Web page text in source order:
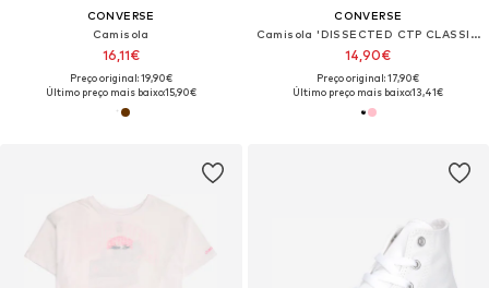
CONVERSE
Camisola
16,11€
Preço original: 19,90€
Último preço mais baixo:15,90€
CONVERSE
Camisola 'DISSECTED CTP CLASSIC'
14,90€
Preço original: 17,90€
Último preço mais baixo:13,41€